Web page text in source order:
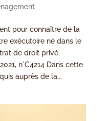
pour connaître de la
exécutoire né dans le
de droit privé.
n°C4214 Dans cette
auprès de la...